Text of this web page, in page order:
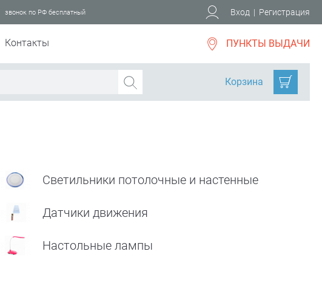
звонок по РФ бесплатный Вход | Регистрация
Контакты ПУНКТЫ ВЫДАЧИ
Корзина
Светильники потолочные и настенные
Датчики движения
Настольные лампы